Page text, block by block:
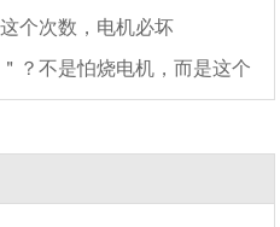
个次数，电机必坏
？不是怕烧电机，而是这个